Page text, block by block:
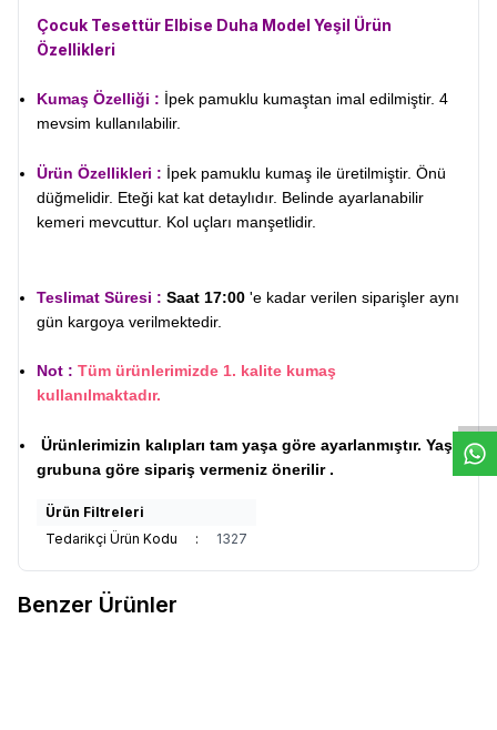
Çocuk Tesettür Elbise Duha Model Yeşil Ürün
Özellikleri
Kumaş Özelliği : İpek pamuklu kumaştan imal edilmiştir. 4
mevsim kullanılabilir.
Ürün Özellikleri : İpek pamuklu kumaş ile üretilmiştir. Önü
düğmelidir. Eteği kat kat detaylıdır. Belinde ayarlanabilir
kemeri mevcuttur. Kol uçları manşetlidir.
Teslimat Süresi : Saat 17:00 'e kadar verilen siparişler aynı
gün kargoya verilmektedir.
Not : Tüm ürünlerimizde 1. kalite kumaş
kullanılmaktadır.
Ürünlerimizin kalıpları tam yaşa göre ayarlanmıştır. Yaş
grubuna göre sipariş vermeniz önerilir .
Ürün Filtreleri
Tedarikçi Ürün Kodu
: 1327
Benzer Ürünler